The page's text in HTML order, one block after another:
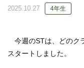
2025.10.27 4年生
今週のSTは、どのク
スタートしました。